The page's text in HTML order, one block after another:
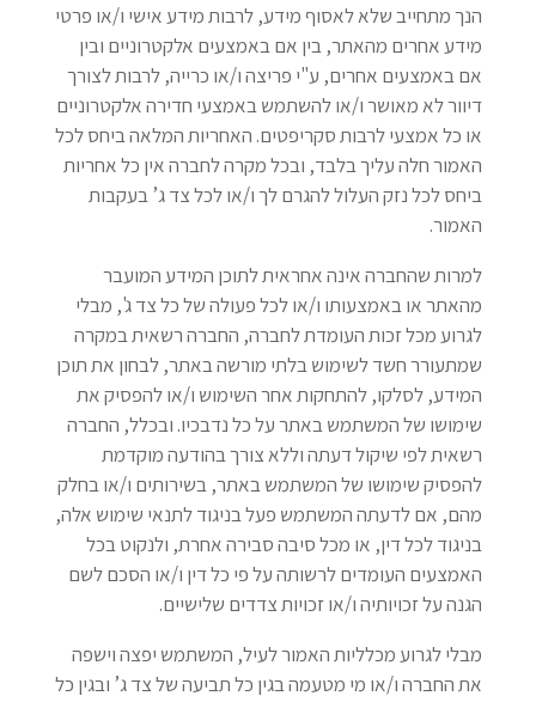
הנך מתחייב שלא לאסוף מידע, לרבות מידע אישי ו/או פרטי
מידע אחרים מהאתר, בין אם באמצעים אלקטרוניים ובין
אם באמצעים אחרים, ע"י פריצה ו/או כרייה, לרבות לצורך
דיוור לא מאושר ו/או להשתמש באמצעי חדירה אלקטרוניים
או כל אמצעי לרבות סקריפטים. האחריות המלאה ביחס לכל
האמור חלה עליך בלבד, ובכל מקרה לחברה אין כל אחריות
ביחס לכל נזק העלול להגרם לך ו/או לכל צד ג’ בעקבות
האמור.
למרות שהחברה אינה אחראית לתוכן המידע המועבר
מהאתר או באמצעותו ו/או לכל פעולה של כל צד ג', מבלי
לגרוע מכל זכות העומדת לחברה, החברה רשאית במקרה
שמתעורר חשד לשימוש בלתי מורשה באתר, לבחון את תוכן
המידע, לסלקו, להתחקות אחר השימוש ו/או להפסיק את
שימושו של המשתמש באתר על כל נדבכיו. ובכלל, החברה
רשאית לפי שיקול דעתה וללא צורך בהודעה מוקדמת
להפסיק שימושו של המשתמש באתר, בשירותים ו/או בחלק
מהם, אם לדעתה המשתמש פעל בניגוד לתנאי שימוש אלה,
בניגוד לכל דין, או מכל סיבה סבירה אחרת, ולנקוט בכל
האמצעים העומדים לרשותה על פי כל דין ו/או הסכם לשם
הגנה על זכויותיה ו/או זכויות צדדים שלישיים.
מבלי לגרוע מכלליות האמור לעיל, המשתמש יפצה וישפה
את החברה ו/או מי מטעמה בגין כל תביעה של צד ג’ ובגין כל